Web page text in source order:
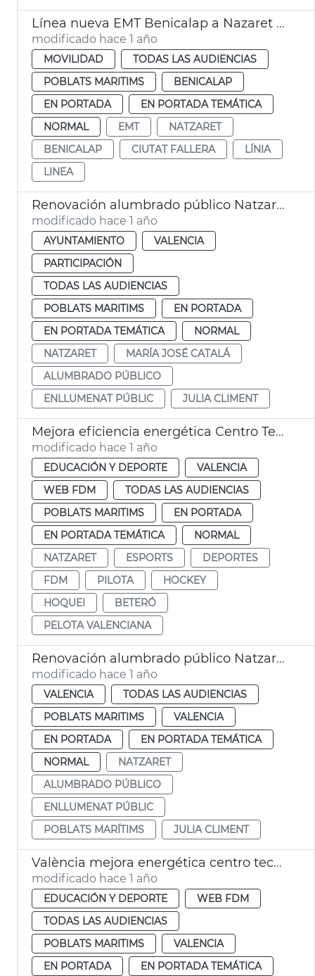
Línea nueva EMT Benicalap a Nazaret València
modificado hace 1 año
MOVILIDAD
TODAS LAS AUDIENCIAS
POBLATS MARITIMS
BENICALAP
EN PORTADA
EN PORTADA TEMÁTICA
NORMAL
EMT
NATZARET
BENICALAP
CIUTAT FALLERA
LÍNIA
LINEA
Renovación alumbrado público Natzaret
modificado hace 1 año
AYUNTAMIENTO
VALENCIA
PARTICIPACIÓN
TODAS LAS AUDIENCIAS
POBLATS MARITIMS
EN PORTADA
EN PORTADA TEMÁTICA
NORMAL
NATZARET
MARÍA JOSÉ CATALÁ
ALUMBRADO PÚBLICO
ENLLUMENAT PÚBLIC
JULIA CLIMENT
Mejora eficiencia energética Centro Tecnificación Pelota Natzaret
modificado hace 1 año
EDUCACIÓN Y DEPORTE
VALENCIA
WEB FDM
TODAS LAS AUDIENCIAS
POBLATS MARITIMS
EN PORTADA
EN PORTADA TEMÁTICA
NORMAL
NATZARET
ESPORTS
DEPORTES
FDM
PILOTA
HOCKEY
HOQUEI
BETERÓ
PELOTA VALENCIANA
Renovación alumbrado público Natzaret
modificado hace 1 año
VALENCIA
TODAS LAS AUDIENCIAS
POBLATS MARITIMS
VALENCIA
EN PORTADA
EN PORTADA TEMÁTICA
NORMAL
NATZARET
ALUMBRADO PÚBLICO
ENLLUMENAT PÚBLIC
POBLATS MARÍTIMS
JULIA CLIMENT
València mejora energética centro tecnificación pelota Natzaret
modificado hace 1 año
EDUCACIÓN Y DEPORTE
WEB FDM
TODAS LAS AUDIENCIAS
POBLATS MARITIMS
VALENCIA
EN PORTADA
EN PORTADA TEMÁTICA